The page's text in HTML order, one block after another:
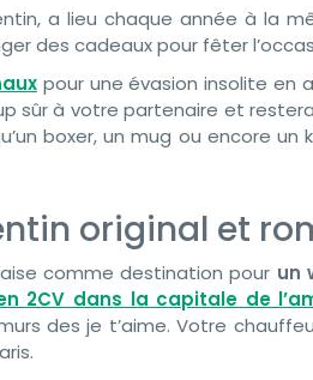
a lieu chaque année à la
des cadeaux pour fêter
pour une évasion insolite en
à votre partenaire et
boxer, un mug ou encore
original et
comme destination pour un
2CV dans la capitale de
des je t’aime. Votre